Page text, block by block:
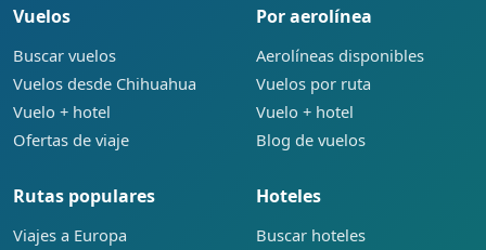
Vuelos
Buscar vuelos
Vuelos desde Chihuahua
Vuelo + hotel
Ofertas de viaje
Por aerolínea
Aerolíneas disponibles
Vuelos por ruta
Vuelo + hotel
Blog de vuelos
Rutas populares
Viajes a Europa
Hoteles
Buscar hoteles